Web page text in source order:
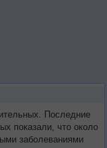
Последние
показали, что около
заболеваниями